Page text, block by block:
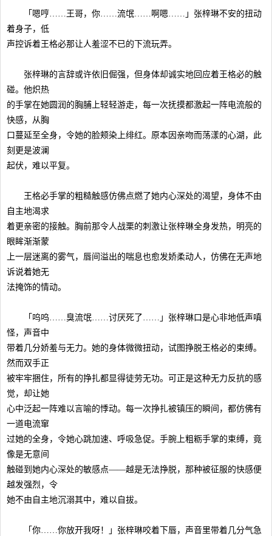
「嗯哼……王哥，你……流氓……啊嗯……」张梓琳不安的扭动
着身子，低
声控诉着王格必那让人羞涩不已的下流玩弄。
张梓琳的言辞或许依旧倔强，但身体却诚实地回应着王格必的触
碰。他炽热
的手掌在她圆润的胸脯上轻轻游走，每一次抚摸都激起一阵电流般的
快感，从胸
口蔓延至全身，令她的脸颊染上绯红。原本因亲吻而荡漾的心湖，此
刻更是波澜
起伏，难以平复。
王格必手掌的粗糙触感仿佛点燃了她内心深处的渴望，身体不由
自主地渴求
着更亲密的接触。胸前那令人战栗的刺激让张梓琳全身发热，明亮的
眼眸渐渐蒙
上一层迷离的雾气，唇间溢出的喘息也愈发娇柔动人，仿佛在无声地
诉说着她无
法掩饰的情动。
「呜呜……臭流氓……讨厌死了……」张梓琳口是心非地低声嗔
怪，声音中
带着几分娇羞与无力。她的身体微微扭动，试图挣脱王格必的束缚。
然而双手正
被牢牢捆住，所有的挣扎都显得徒劳无功。可正是这种无力反抗的感
觉，却让她
心中泛起一阵难以言喻的悸动。每一次挣扎被镇压的瞬间，都仿佛有
一道电流窜
过她的全身，令她心跳加速、呼吸急促。手腕上粗粝手掌的束缚，竟
像是无意间
触碰到她内心深处的敏感点——越是无法挣脱，那种被征服的快感便
越发强烈，令
她不由自主地沉溺其中，难以自拔。
「你……你放开我呀！」张梓琳咬着下唇，声音里带着几分气急